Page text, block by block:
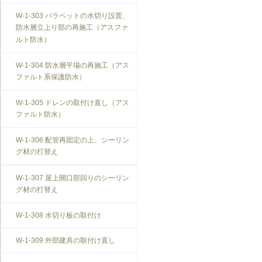
V-3-305 防振構造の自動ドアへの交
換
T-1-008 建具上桟削り調整
W-1-303 パラペットの水切り設置、
防水層立上り部の再施工（アスファ
ルト防水）
W-1-304 防水層平場の再施工（アス
ファルト系保護防水）
W-1-305 ドレンの取付け直し（アス
ファルト防水）
W-1-306 配管再固定の上、シーリン
グ材の打替え
W-1-307 屋上開口部回りのシーリン
グ材の打替え
W-1-308 水切り板の取付け
W-1-309 外部建具の取付け直し